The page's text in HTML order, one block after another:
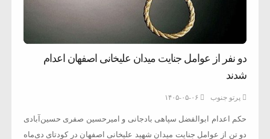
دو نفر از عوامل جنایت میدان علیخانی اصفهان اعدام
شدند
پرتو جنوب ۱۴۰۵-۰۵-۰۶
حکم اعدام ابوالفضل سپاهی بادجانی و امیرحسین صفری حسین‌آبادی
دو تن از عوامل جنایت میدان شهید علیخانی اصفهان در کودتای دی‌ماه